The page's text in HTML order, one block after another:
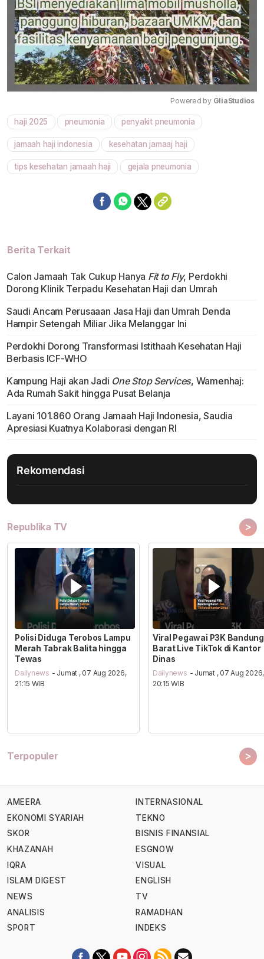
Powered by GliaStudios
haji 2025 pneumonia penyakit pneumonia
jamaah haji indonesia kesehatan jamaaj haji
tips kesehatan jamaah haji gejala pneumonia
Berita Terkait
Calon Jamaah Tak Cukup Hanya Fit to Fly, Perdokhi
Dorong Klinik Terpadu Kesehatan Haji dan Umrah
Saudi Ancam Perusaaan Jasa Haji dan Umrah Denda
Hampir Setengah Miliar Jika Melanggar Ini
Perdokhi Dorong Transformasi Istithaah Kesehatan Haji
Berbasis ICF-WHO
Kampung Haji akan Jadi One Stop Services, Wamenhaj:
Ada Rumah Sakit hingga Pusat Belanja
Layani 101.860 Orang Jamaah Haji Indonesia, Saudia
Apresiasi Kuatnya Kolaborasi dengan RI
Rekomendasi
Republika TV >
Polisi Diduga Terobos Lampu
Merah Tabrak Balita hingga
Tewas
Dailynews - Jumat , 07 Aug 2026,
21:15 WIB
Viral Pegawai P3K Bandung
Barat Live TikTok di Kantor
Dinas
Dailynews - Jumat , 07 Aug 2026,
20:15 WIB
Terpopuler >
AMEERA
EKONOMI SYARIAH
SKOR
KHAZANAH
IQRA
ISLAM DIGEST
NEWS
ANALISIS
SPORT
INTERNASIONAL
TEKNO
BISNIS FINANSIAL
ESGNOW
VISUAL
ENGLISH
TV
RAMADHAN
INDEKS